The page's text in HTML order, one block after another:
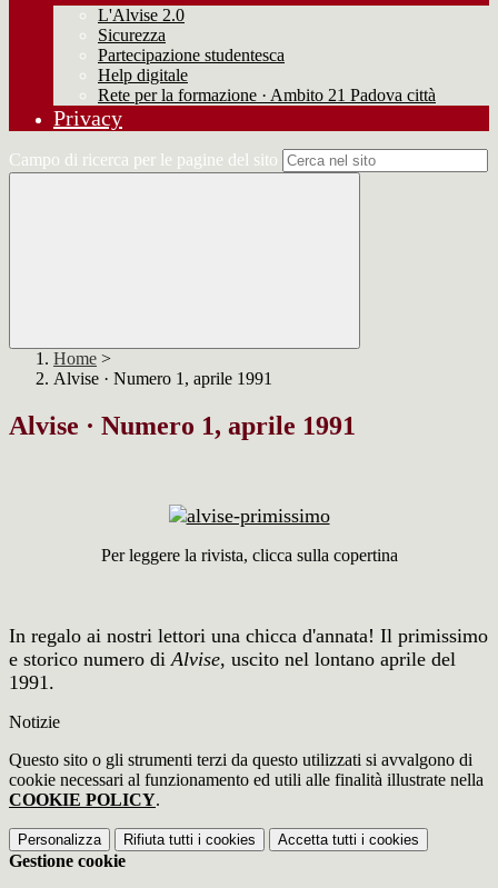
L'Alvise 2.0
Sicurezza
Partecipazione studentesca
Help digitale
Rete per la formazione · Ambito 21 Padova città
Privacy
Campo di ricerca per le pagine del sito
Home >
Alvise · Numero 1, aprile 1991
Alvise · Numero 1, aprile 1991
Per leggere la rivista, clicca sulla copertina
In regalo ai nostri lettori una chicca d'annata! Il primissimo
e storico numero diAlvise, uscito nel lontano aprile del
1991.
Notizie
Questo sito o gli strumenti terzi da questo utilizzati si avvalgono di
cookie necessari al funzionamento ed utili alle finalità illustrate nella
COOKIE POLICY.
Personalizza Rifiuta tutti i cookies Accetta tutti i cookies
Gestione cookie